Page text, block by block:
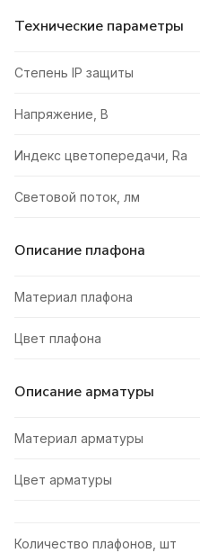
Технические параметры
Степень IP защиты
Напряжение, В
Индекс цветопередачи, Ra
Световой поток, лм
Описание плафона
Материал плафона
Цвет плафона
Описание арматуры
Материал арматуры
Цвет арматуры
Количество плафонов, шт